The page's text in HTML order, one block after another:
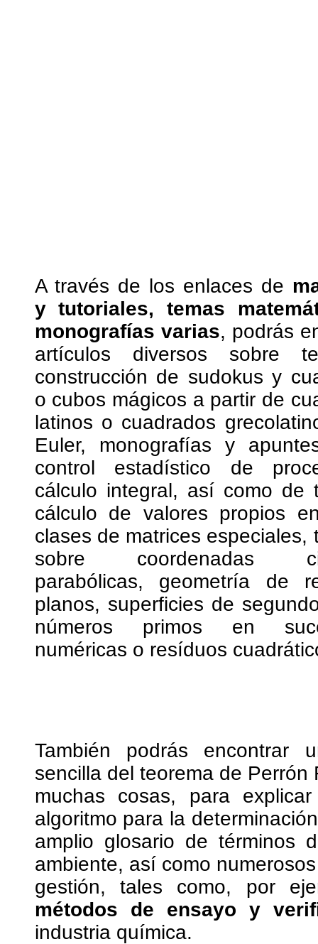
A través de los enlaces de
y tutoriales, temas
monografías varias, podrás
artículos diversos sobre
construcción de sudokus y
o cubos mágicos a partir de
latinos o cuadrados
Euler, monografías y
control estadístico de
cálculo integral, así como de
cálculo de valores propios
clases de matrices especiales,
sobre coordenadas
parabólicas, geometría de
planos, superficies de
números primos en
numéricas o resíduos
También podrás encontrar
sencilla del teorema de
muchas cosas, para
algoritmo para la
amplio glosario de términos
ambiente, así como
gestión, tales como, por
métodos de ensayo y
industria química.